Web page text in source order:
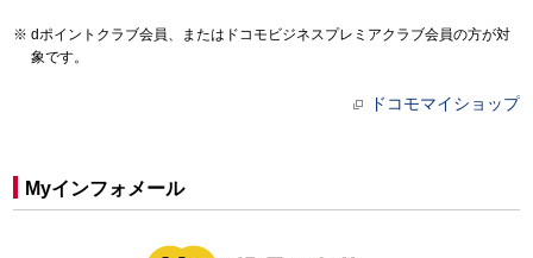
dポイントクラブ会員、またはドコモビジネスプレミアクラブ会員の方が対
象です。
ドコモマイショップ
Myインフォメール